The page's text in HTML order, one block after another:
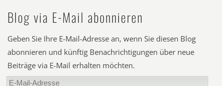
Blog via E-Mail abonnieren
Geben Sie Ihre E-Mail-Adresse an, wenn Sie diesen Blog
abonnieren und künftig Benachrichtigungen über neue
Beiträge via E-Mail erhalten möchten.
E-